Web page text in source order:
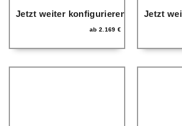
Jetzt weiter konfigurieren
ab2.169€
Jetzt